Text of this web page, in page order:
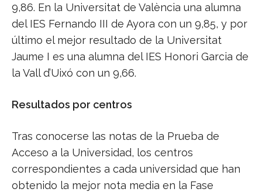
9,86. En la Universitat de València una alumna
del IES Fernando III de Ayora con un 9,85, y por
último el mejor resultado de la Universitat
Jaume I es una alumna del IES Honori Garcia de
la Vall d’Uixó con un 9,66.
Resultados por centros
Tras conocerse las notas de la Prueba de
Acceso a la Universidad, los centros
correspondientes a cada universidad que han
obtenido la mejor nota media en la Fase